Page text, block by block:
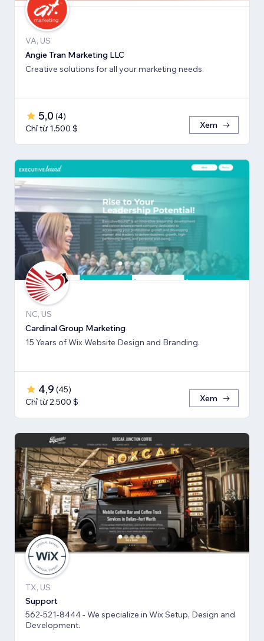
VA, US
Angie Tran Marketing LLC
Creative solutions for all your marketing needs.
5,0 (4)
Chỉ từ 1.500 $
Xem
NC, US
Cardinal Group Marketing
15 Years of Wix Website Design and Branding.
4,9 (45)
Chỉ từ 2.500 $
Xem
TX, US
Support
562-521-8444 - We specialize in Wix Setup, Design and
Development.